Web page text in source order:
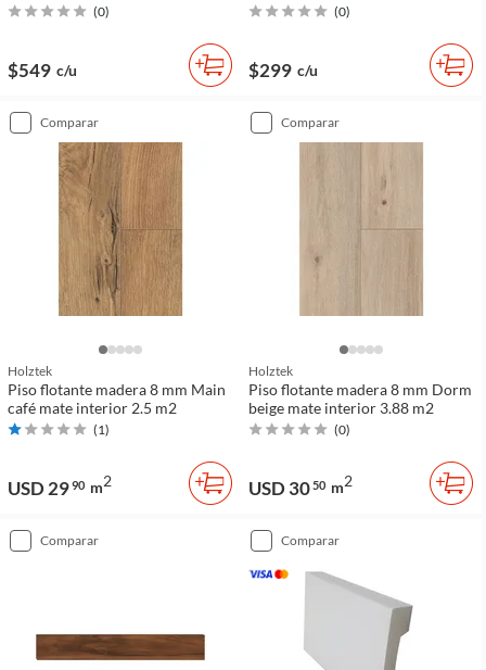
(0)
$549 c/u
(0)
$299 c/u
comparar
Holztek
Piso flotante madera 8 mm Main
café mate interior 2.5 m2
(1)
USD 2990 m2
comparar
Holztek
Piso flotante madera 8 mm Dorm
beige mate interior 3.88 m2
(0)
USD 3050 m2
comparar comparar